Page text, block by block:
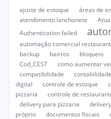
ajuste de estoque áreas de
atendimento lanchonete
Authentication failed
automação comercial
backup
bairros bloqueio
Cod_CEST
como aumentar
compatibilidade
digital
controle de estoque
pizzaria
controle de
delivery para pizzaria
próprio
documentos fiscais